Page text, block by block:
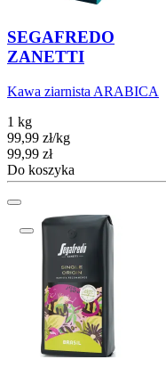
SEGAFREDO
ZANETTI
Kawa ziarnista ARABICA
1 kg
99,99 zł/kg
Cena
99,99 zł
Do koszyka